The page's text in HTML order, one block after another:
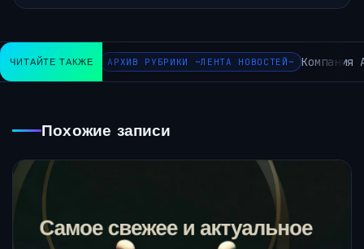
ЧИТАЙТЕ ТАКЖЕ АРХИВ РУБРИКИ ~ЛЕНТА НОВОСТЕЙ~ Компания
Похожие записи